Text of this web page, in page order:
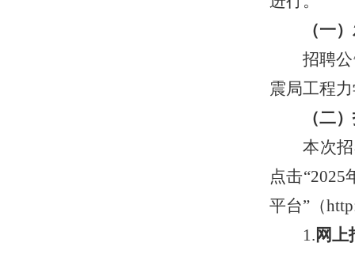
（一
招聘
震局工程
（二
本次
点击“2025
平台”（
1. 网上